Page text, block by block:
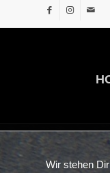
Wir stehen